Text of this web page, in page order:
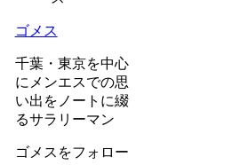
ゴメス
千葉・東京を中心
にメンエスでの思
い出をノートに綴
るサラリーマン
ゴメスをフォロー